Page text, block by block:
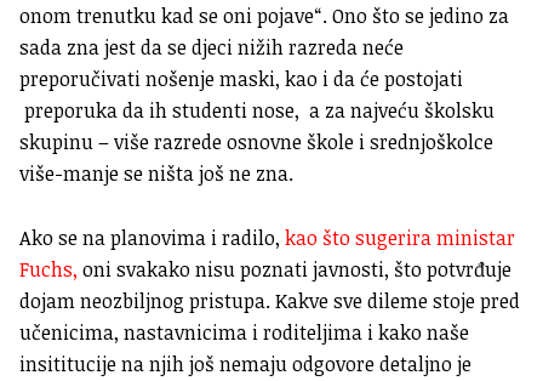
onom trenutku kad se oni pojave“. Ono što se jedino za
sada zna jest da se djeci nižih razreda neće
preporučivati nošenje maski, kao i da će postojati
preporuka da ih studenti nose, a za najveću školsku
skupinu – više razrede osnovne škole i srednjoškolce
više-manje se ništa još ne zna.
Ako se na planovima i radilo, kao što sugerira ministar
Fuchs, oni svakako nisu poznati javnosti, što potvrđuje
dojam neozbiljnog pristupa. Kakve sve dileme stoje pred
učenicima, nastavnicima i roditeljima i kako naše
insititucije na njih još nemaju odgovore detaljno je